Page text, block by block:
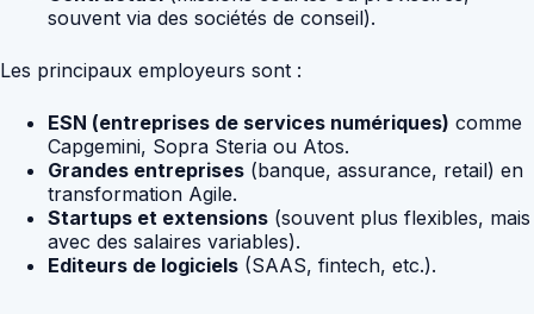
souvent via des sociétés de conseil).
Les principaux employeurs sont :
ESN (entreprises de services numériques) comme
Capgemini, Sopra Steria ou Atos.
Grandes entreprises (banque, assurance, retail) en
transformation Agile.
Startups et extensions (souvent plus flexibles, mais
avec des salaires variables).
Editeurs de logiciels (SAAS, fintech, etc.).